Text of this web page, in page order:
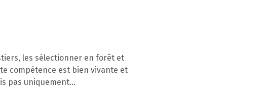
les sélectionner en forêt et
compétence est bien vivante et
pas uniquement…